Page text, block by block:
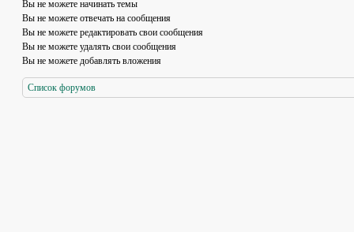
Вы не можете начинать темы
Вы не можете отвечать на сообщения
Вы не можете редактировать свои сообщения
Вы не можете удалять свои сообщения
Вы не можете добавлять вложения
Список форумов